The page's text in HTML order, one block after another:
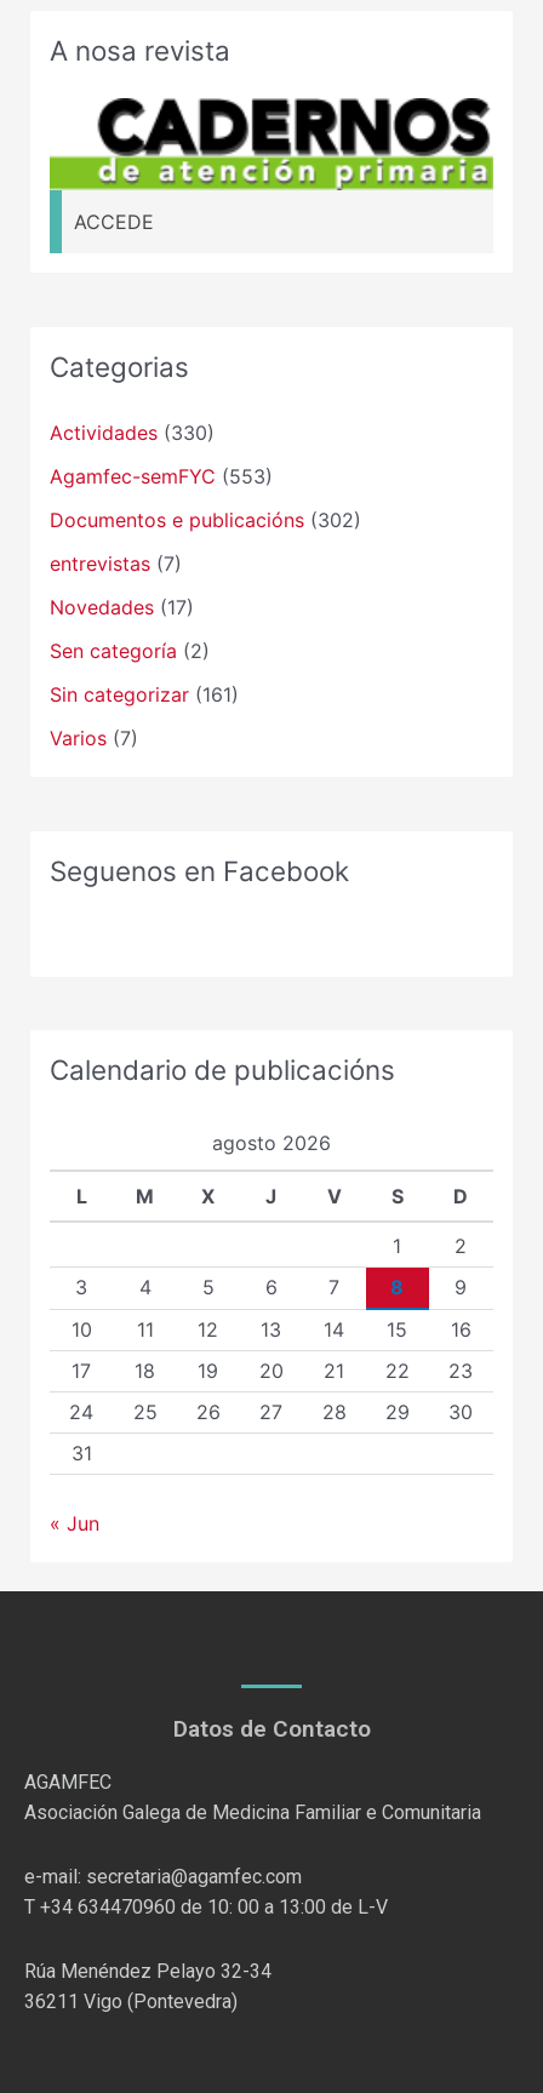
A nosa revista
ACCEDE
Categorias
Actividades(330)
Agamfec-semFYC (553)
Documentos e publicacións(302)
entrevistas(7)
Novedades(17)
Sen categoría (2)
Sin categorizar(161)
Varios(7)
Seguenos en Facebook
Calendario de publicacións
agosto 2026
L M X J V S D
1
2
3
4 5 6 7 8
9
10
11 12 13 14 15
16
17
18 19 20 21 22
23
24
25 26 27 28 29
30
31
« Jun
Datos de Contacto
AGAMFEC
Asociación Galega de Medicina Familiar e Comunitaria
e-mail: secretaria@agamfec.com
T +34 634470960 de 10: 00 a 13:00 de L-V
Rúa Menéndez Pelayo 32-34
36211 Vigo (Pontevedra)